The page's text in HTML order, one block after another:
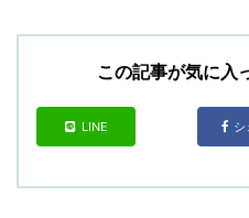
この記事が気に入
LINE シ